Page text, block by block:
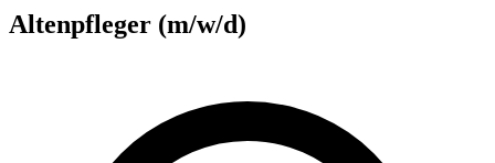
Altenpfleger (m/w/d)